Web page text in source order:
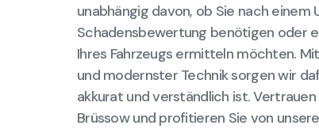
unabhängig davon, ob Sie nach einem
Schadensbewertung benötigen oder
Ihres Fahrzeugs ermitteln möchten.
und modernster Technik sorgen wir
akkurat und verständlich ist.
Brüssow und profitieren Sie von